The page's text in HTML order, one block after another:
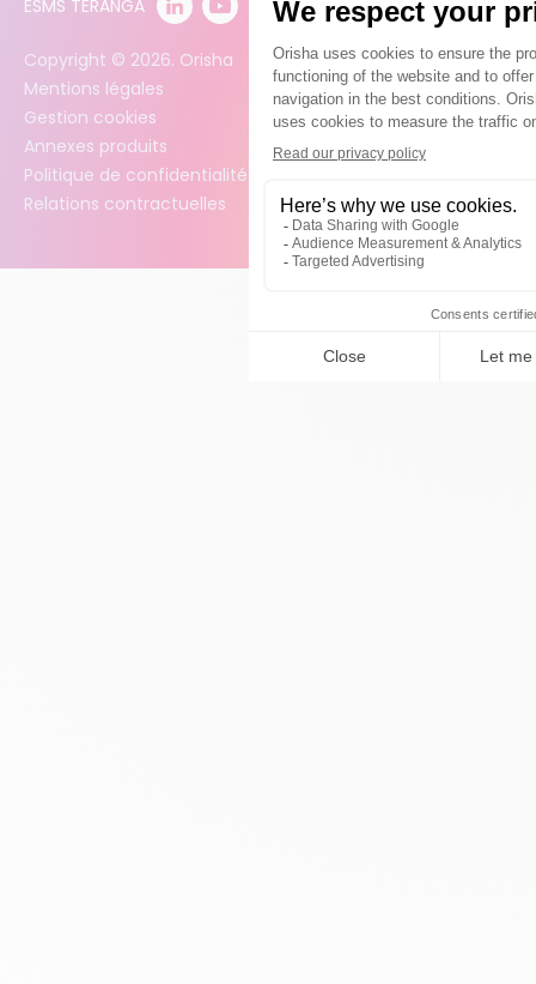
ESMS TERANGA
Copyright © 2026. Orisha
Mentions légales
Gestion cookies
Annexes produits
Politique de confidentialité des données
Relations contractuelles